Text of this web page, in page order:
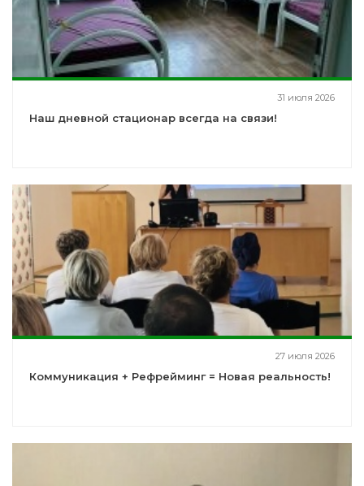
31 июля 2026
Наш дневной стационар всегда на связи!
27 июля 2026
Коммуникация + Рефрейминг = Новая реальность!